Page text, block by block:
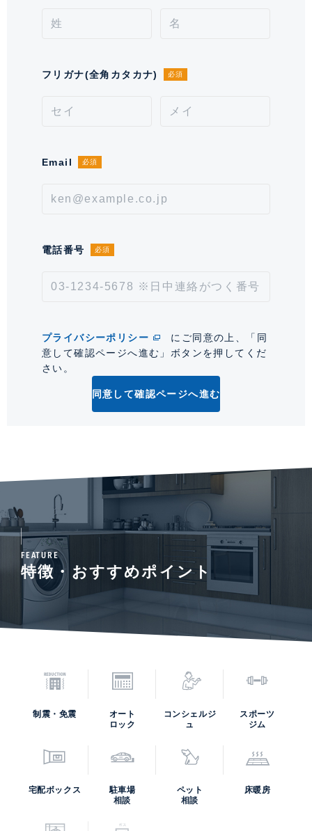
契約期間（期日）
で。不可フロア有り。)、 住居兼事
1,000円～2,000円。※2026/1～
情報更新日
0
フリガナ(全角カタカナ) 必須
Email 必須
電話番号 必須
プライバシーポリシー
にご同意の上、「同
意して確認ページへ進む」ボタンを押してくだ
さい。
同意して確認ページへ進む
FEATURE
特徴・おすすめポイント
制震・免震
オート
ロック
コンシェルジ
ュ
スポーツ
ジム
宅配ボックス
駐車場
相談
ペット
相談
床暖房